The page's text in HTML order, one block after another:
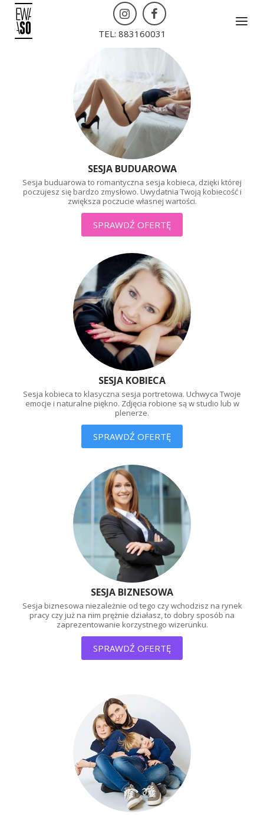
Skip
content
Menu
TEL: 883160031
SESJA BUDUAROWA
Sesja buduarowa to romantyczna sesja kobieca, dzięki której
poczujesz się bardzo zmysłowo. Uwydatnia Twoją kobiecość i
zwiększa poczucie własnej wartości.
SPRAWDŹ OFERTĘ
SESJA KOBIECA
Sesja kobieca to klasyczna sesja portretowa. Uchwyca Twoje
emocje i naturalne piękno. Zdjęcia robione są w studio lub w
plenerze.
SPRAWDŹ OFERTĘ
SESJA BIZNESOWA
Sesja biznesowa niezależnie od tego czy wchodzisz na rynek
pracy czy już na nim prężnie działasz, to dobry sposób na
zaprezentowanie korzystnego wizerunku.
SPRAWDŹ OFERTĘ